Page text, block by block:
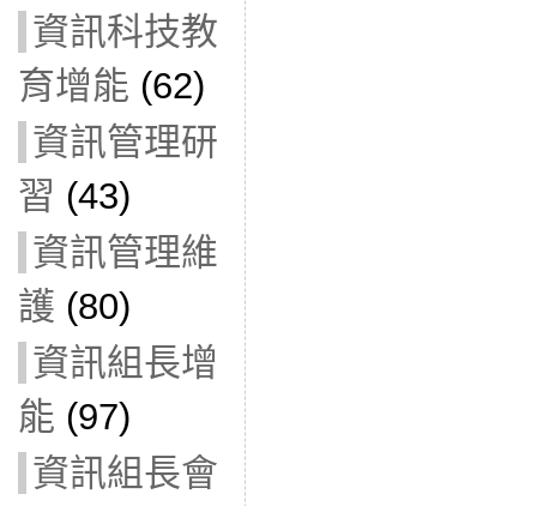
資訊科技教
育增能 (62)
資訊管理研
習 (43)
資訊管理維
護 (80)
資訊組長增
能 (97)
資訊組長會